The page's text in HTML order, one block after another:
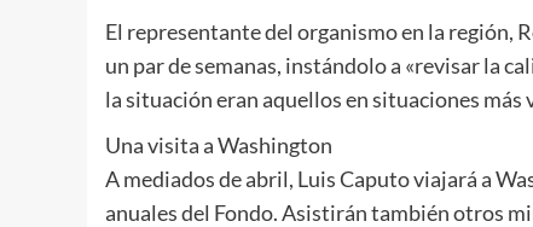
El representante del organismo en la región,
un par de semanas, instándolo a «revisar la
la situación eran aquellos en situaciones más
Una visita a Washington
A mediados de abril, Luis Caputo viajará a
anuales del Fondo. Asistirán también otros